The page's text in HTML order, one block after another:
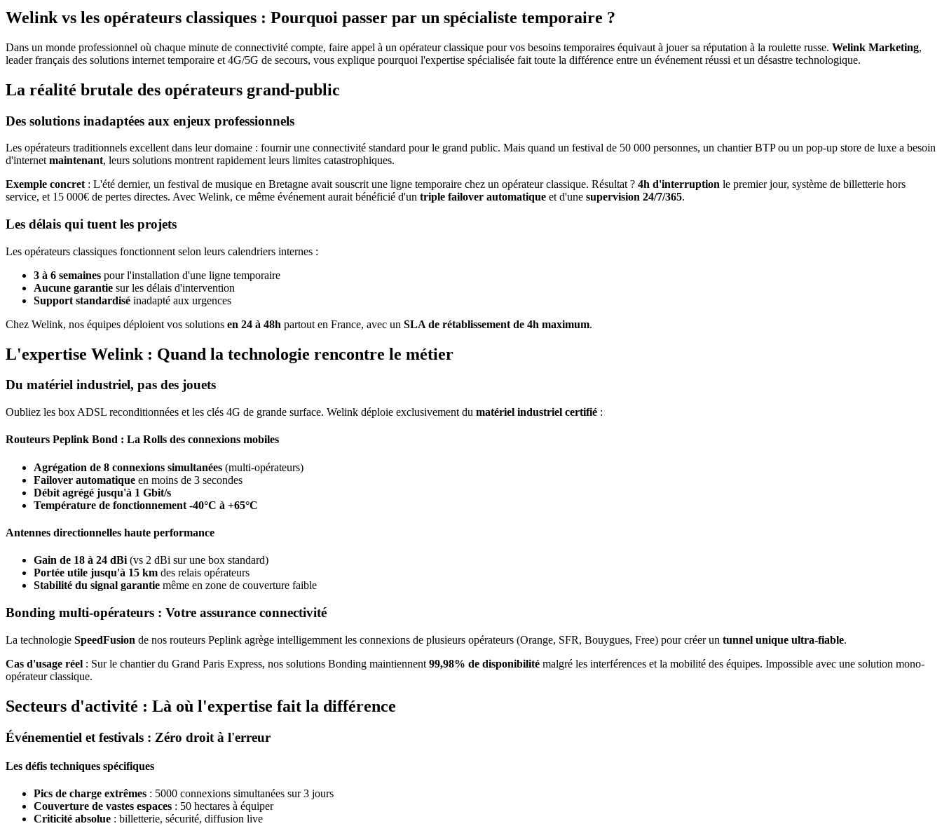
Welink vs les opérateurs classiques : Pourquoi passer par un spécialiste temporaire ?
Dans un monde professionnel où chaque minute de connectivité compte, faire appel à un opérateur classique pour vos besoins temporaires équivaut à jouer sa réputation à la roulette russe. Welink Marketing,
leader français des solutions internet temporaire et 4G/5G de secours, vous explique pourquoi l'expertise spécialisée fait toute la différence entre un événement réussi et un désastre technologique.
La réalité brutale des opérateurs grand-public
Des solutions inadaptées aux enjeux professionnels
Les opérateurs traditionnels excellent dans leur domaine : fournir une connectivité standard pour le grand public. Mais quand un festival de 50 000 personnes, un chantier BTP ou un pop-up store de luxe a besoin
d'internet maintenant, leurs solutions montrent rapidement leurs limites catastrophiques.
Exemple concret : L'été dernier, un festival de musique en Bretagne avait souscrit une ligne temporaire chez un opérateur classique. Résultat ? 4h d'interruption le premier jour, système de billetterie hors
service, et 15 000€ de pertes directes. Avec Welink, ce même événement aurait bénéficié d'un triple failover automatique et d'une supervision 24/7/365.
Les délais qui tuent les projets
Les opérateurs classiques fonctionnent selon leurs calendriers internes :
3 à 6 semaines pour l'installation d'une ligne temporaire
Aucune garantie sur les délais d'intervention
Support standardisé inadapté aux urgences
Chez Welink, nos équipes déploient vos solutions en 24 à 48h partout en France, avec un SLA de rétablissement de 4h maximum.
L'expertise Welink : Quand la technologie rencontre le métier
Du matériel industriel, pas des jouets
Oubliez les box ADSL reconditionnées et les clés 4G de grande surface. Welink déploie exclusivement du matériel industriel certifié :
Routeurs Peplink Bond : La Rolls des connexions mobiles
Agrégation de 8 connexions simultanées (multi-opérateurs)
Failover automatique en moins de 3 secondes
Débit agrégé jusqu'à 1 Gbit/s
Température de fonctionnement -40°C à +65°C
Antennes directionnelles haute performance
Gain de 18 à 24 dBi (vs 2 dBi sur une box standard)
Portée utile jusqu'à 15 km des relais opérateurs
Stabilité du signal garantie même en zone de couverture faible
Bonding multi-opérateurs : Votre assurance connectivité
La technologie SpeedFusion de nos routeurs Peplink agrège intelligemment les connexions de plusieurs opérateurs (Orange, SFR, Bouygues, Free) pour créer un tunnel unique ultra-fiable.
Cas d'usage réel : Sur le chantier du Grand Paris Express, nos solutions Bonding maintiennent 99,98% de disponibilité malgré les interférences et la mobilité des équipes. Impossible avec une solution mono-
opérateur classique.
Secteurs d'activité : Là où l'expertise fait la différence
Événementiel et festivals : Zéro droit à l'erreur
Les défis techniques spécifiques
Pics de charge extrêmes : 5000 connexions simultanées sur 3 jours
Couverture de vastes espaces : 50 hectares à équiper
Criticité absolue : billetterie, sécurité, diffusion live